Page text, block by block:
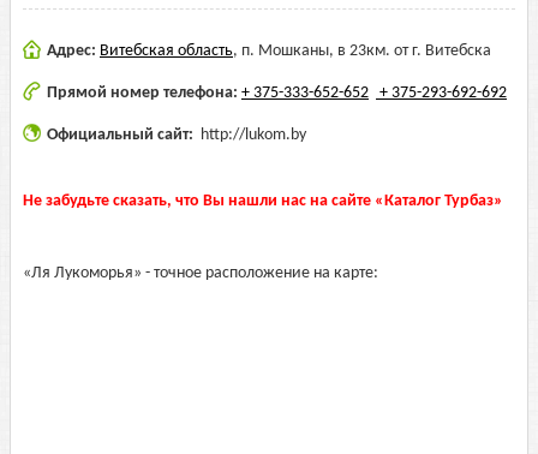
Адрес: Витебская область, п. Мошканы, в 23км. от г. Витебска
Прямой номер телефона: + 375-333-652-652 + 375-293-692-692
Официальный сайт: http://lukom.by
Не забудьте сказать, что Вы нашли нас на сайте «Каталог Турбаз»
«Ля Лукоморья» - точное расположение на карте: